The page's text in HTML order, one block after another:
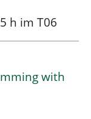
h im T06
with